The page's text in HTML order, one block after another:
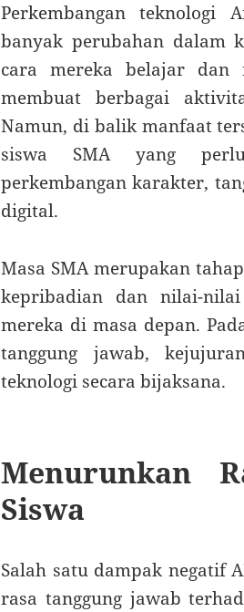
Perkembangan teknologi
banyak perubahan dalam
cara mereka belajar dan
membuat berbagai
Namun, di balik manfaat
siswa SMA yang
perkembangan karakter,
digital.
Masa SMA merupakan
kepribadian dan nilai-
mereka di masa depan.
tanggung jawab,
teknologi secara bijaksana.
Menurunkan
Siswa
Salah satu dampak negatif
rasa tanggung jawab